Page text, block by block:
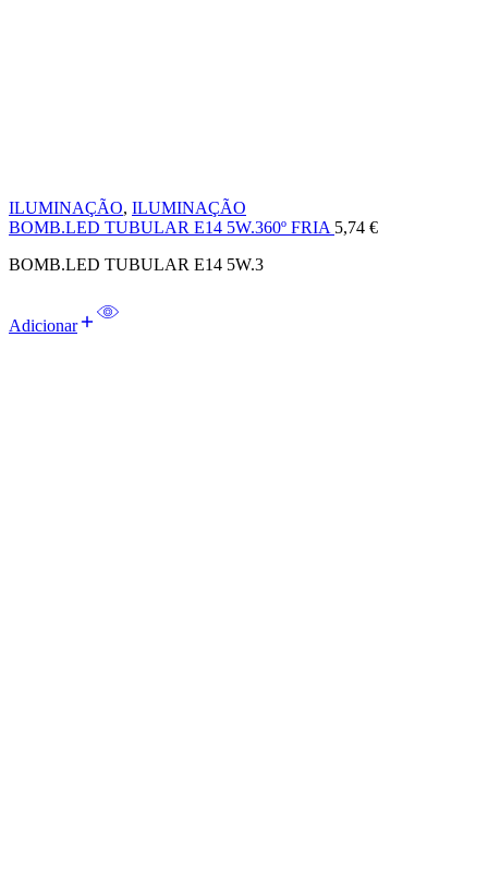
ILUMINAÇÃO, ILUMINAÇÃO
BOMB.LED TUBULAR E14 5W.360º FRIA 5,74 €
BOMB.LED TUBULAR E14 5W.3
Adicionar